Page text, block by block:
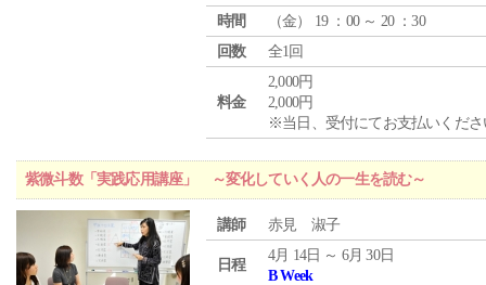
時間
（金） 19 ：00 ～ 20 ：30
回数
全1回
料金
2,000円
2,000円
※当日、受付にてお支払いくださ
紫微斗数「実践応用講座」 ～変化していく人の一生を読む～
講師 赤見 淑子
日程
4月 14日 ～ 6月 30日
B Week